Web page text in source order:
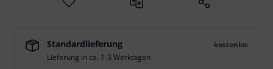
Standardlieferung
kostenlos
Lieferung in ca. 1-3 Werktagen